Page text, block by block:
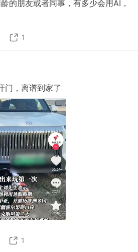
的朋友或者同事，有多少会用AI，
1
门，离谱到家了
1